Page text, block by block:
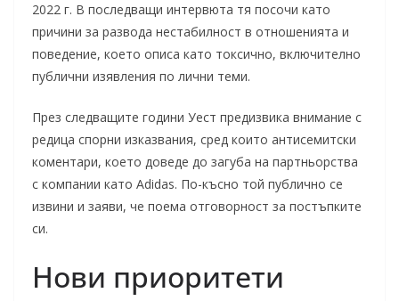
2022 г. В последващи интервюта тя посочи като
причини за развода нестабилност в отношенията и
поведение, което описа като токсично, включително
публични изявления по лични теми.
През следващите години Уест предизвика внимание с
редица спорни изказвания, сред които антисемитски
коментари, което доведе до загуба на партньорства
с компании като Adidas. По-късно той публично се
извини и заяви, че поема отговорност за постъпките
си.
Нови приоритети